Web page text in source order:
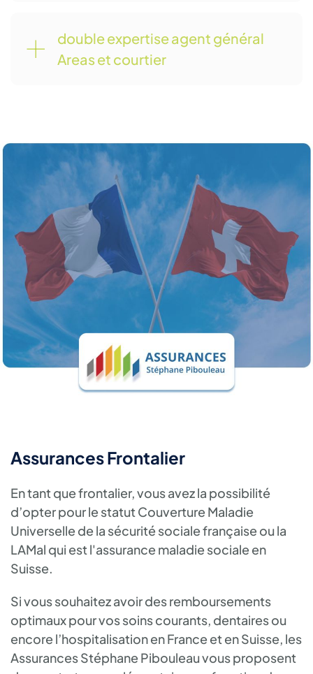
double expertise agent général
Areas et courtier
Assurances Frontalier
En tant que frontalier, vous avez la possibilité
d’opter pour le statut Couverture Maladie
Universelle de la sécurité sociale française ou la
LAMal qui est l'assurance maladie sociale en
Suisse.
Si vous souhaitez avoir des remboursements
optimaux pour vos soins courants, dentaires ou
encore l’hospitalisation en France et en Suisse, les
Assurances Stéphane Pibouleau vous proposent